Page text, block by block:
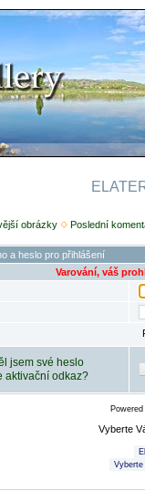
obrázky Poslední
a heslo pro přihlášení
Varování, váš
jsem své heslo
aktivační odkaz?
Vyberte